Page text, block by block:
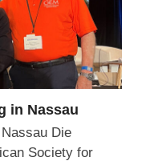
in Nassau
Die
Society for